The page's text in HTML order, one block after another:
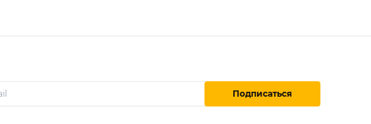
Подписаться